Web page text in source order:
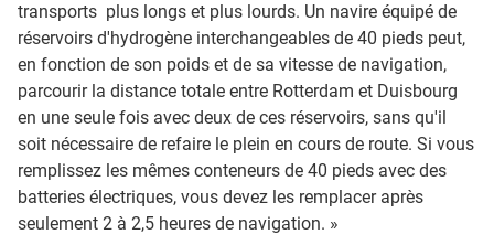
transports plus longs et plus lourds. Un navire équipé de
réservoirs d'hydrogène interchangeables de 40 pieds peut,
en fonction de son poids et de sa vitesse de navigation,
parcourir la distance totale entre Rotterdam et Duisbourg
en une seule fois avec deux de ces réservoirs, sans qu'il
soit nécessaire de refaire le plein en cours de route. Si vous
remplissez les mêmes conteneurs de 40 pieds avec des
batteries électriques, vous devez les remplacer après
seulement 2 à 2,5 heures de navigation. »